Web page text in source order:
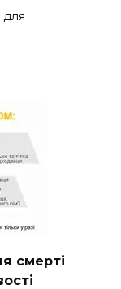
для
смерті